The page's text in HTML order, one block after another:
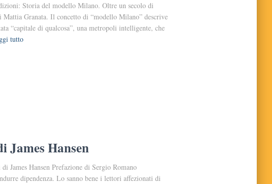
Storia del modello Milano. Oltre un secolo di
Granata. Il concetto di “modello Milano” descrive
“capitale di qualcosa”, una metropoli intelligente, che
tutto
James Hansen
James Hansen Prefazione di Sergio Romano
dipendenza. Lo sanno bene i lettori affezionati di